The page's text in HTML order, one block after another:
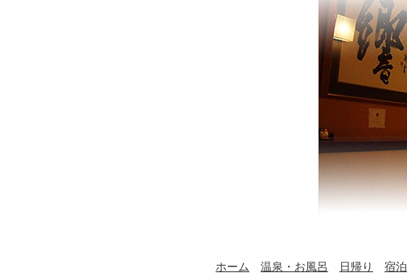
ホーム 温泉・お風呂 日帰り 宿泊